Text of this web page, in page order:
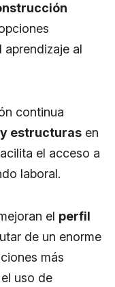
al
continua
estructuras en
el acceso a
laboral.
el perfil
de un enorme
más
uso de